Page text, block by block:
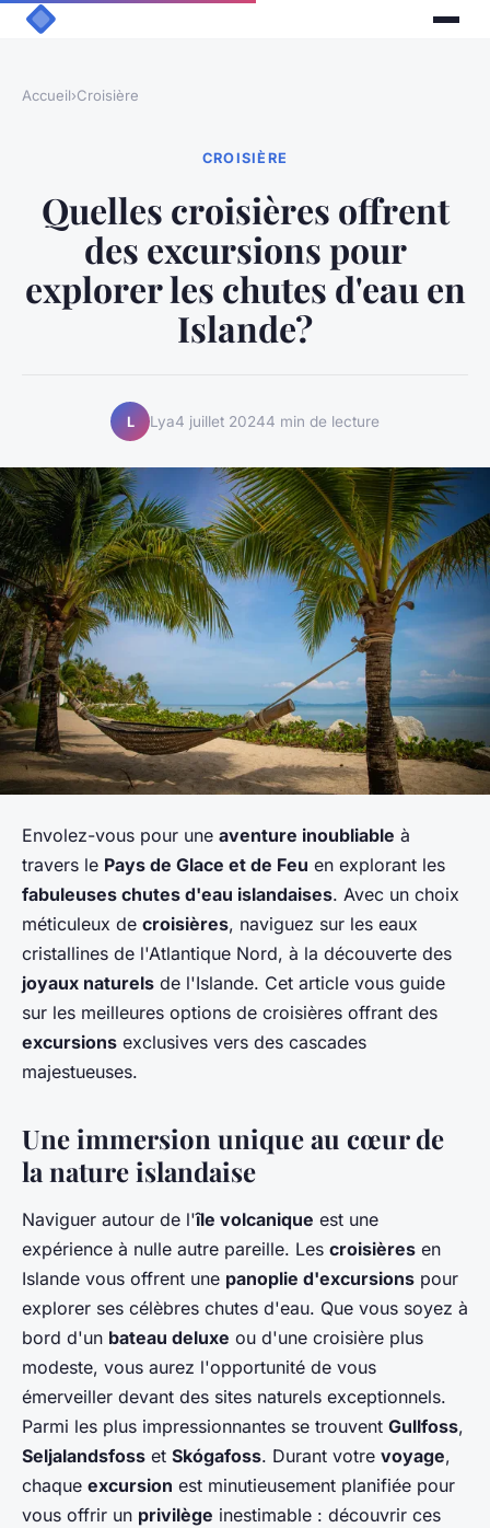
Accueil›Croisière
CROISIÈRE
Quelles croisières offrent
des excursions pour
explorer les chutes d'eau en
Islande?
L Lya4 juillet 20244 min de lecture
Envolez-vous pour une aventure inoubliable à
travers le Pays de Glace et de Feu en explorant les
fabuleuses chutes d'eau islandaises. Avec un choix
méticuleux de croisières, naviguez sur les eaux
cristallines de l'Atlantique Nord, à la découverte des
joyaux naturels de l'Islande. Cet article vous guide
sur les meilleures options de croisières offrant des
excursions exclusives vers des cascades
majestueuses.
Une immersion unique au cœur de
la nature islandaise
Naviguer autour de l'île volcanique est une
expérience à nulle autre pareille. Les croisières en
Islande vous offrent une panoplie d'excursions pour
explorer ses célèbres chutes d'eau. Que vous soyez à
bord d'un bateau deluxe ou d'une croisière plus
modeste, vous aurez l'opportunité de vous
émerveiller devant des sites naturels exceptionnels.
Parmi les plus impressionnantes se trouvent Gullfoss,
Seljalandsfoss et Skógafoss. Durant votre voyage,
chaque excursion est minutieusement planifiée pour
vous offrir un privilège inestimable : découvrir ces